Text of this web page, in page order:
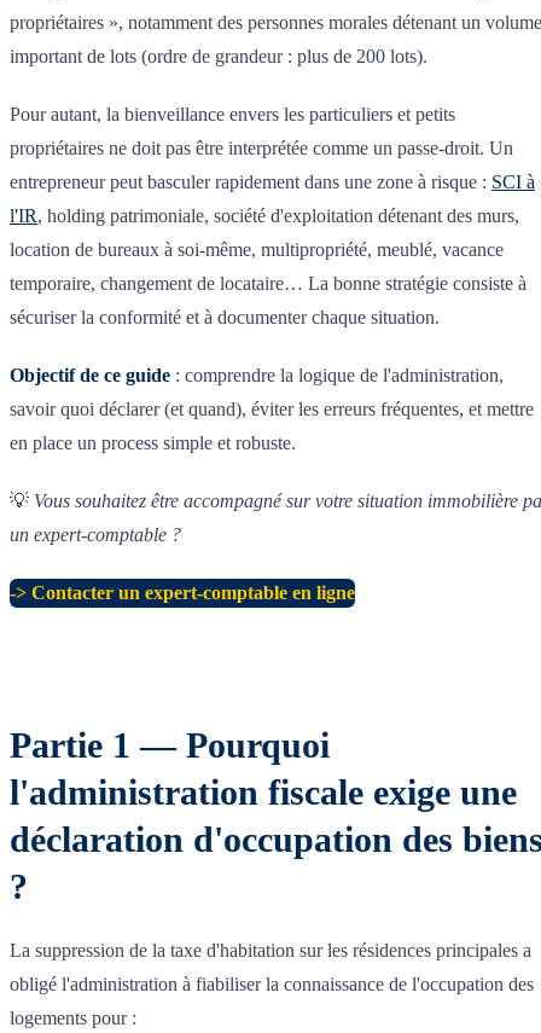
propriétaires », notamment des personnes morales détenant un volume
important de lots (ordre de grandeur : plus de 200 lots).
Pour autant, la bienveillance envers les particuliers et petits
propriétaires ne doit pas être interprétée comme un passe-droit. Un
entrepreneur peut basculer rapidement dans une zone à risque : SCI à
l'IR, holding patrimoniale, société d'exploitation détenant des murs,
location de bureaux à soi-même, multipropriété, meublé, vacance
temporaire, changement de locataire… La bonne stratégie consiste à
sécuriser la conformité et à documenter chaque situation.
Objectif de ce guide : comprendre la logique de l'administration,
savoir quoi déclarer (et quand), éviter les erreurs fréquentes, et mettre
en place un process simple et robuste.
💡 Vous souhaitez être accompagné sur votre situation immobilière
un expert-comptable ?
-> Contacter un expert-comptable en ligne
Partie 1 — Pourquoi
l'administration fiscale exige une
déclaration d'occupation des
?
La suppression de la taxe d'habitation sur les résidences principales a
obligé l'administration à fiabiliser la connaissance de l'occupation des
logements pour :